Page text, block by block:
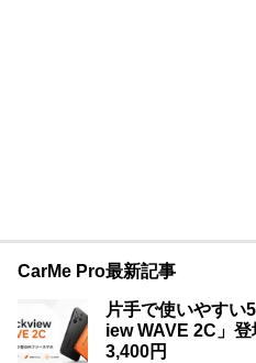
CarMe Pro最新記事
片手で使いやす
iew WAVE 2C」
3,400円